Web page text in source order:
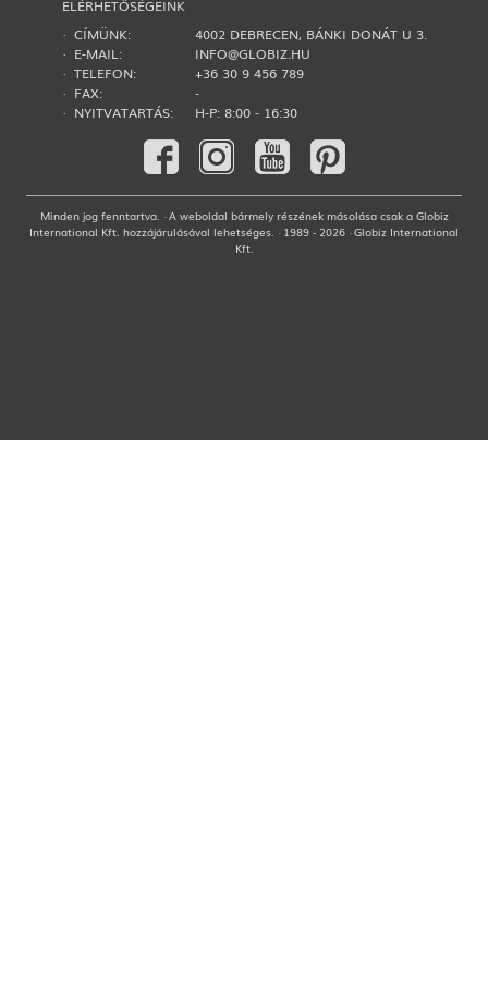
ELÉRHETŐSÉGEINK
· CÍMÜNK:
4002 DEBRECEN, BÁNKI DONÁT U 3.
· E-MAIL:
INFO@GLOBIZ.HU
· TELEFON:
+36 30 9 456 789
· FAX:
-
· NYITVATARTÁS:
H-P: 8:00 - 16:30
Minden jog fenntartva. · A weboldal bármely részének másolása csak a Globiz
International Kft. hozzájárulásával lehetséges. · 1989 - 2026 · Globiz International
Kft.